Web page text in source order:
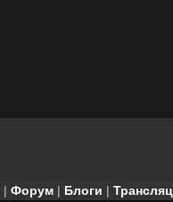
| Форум | Блоги |